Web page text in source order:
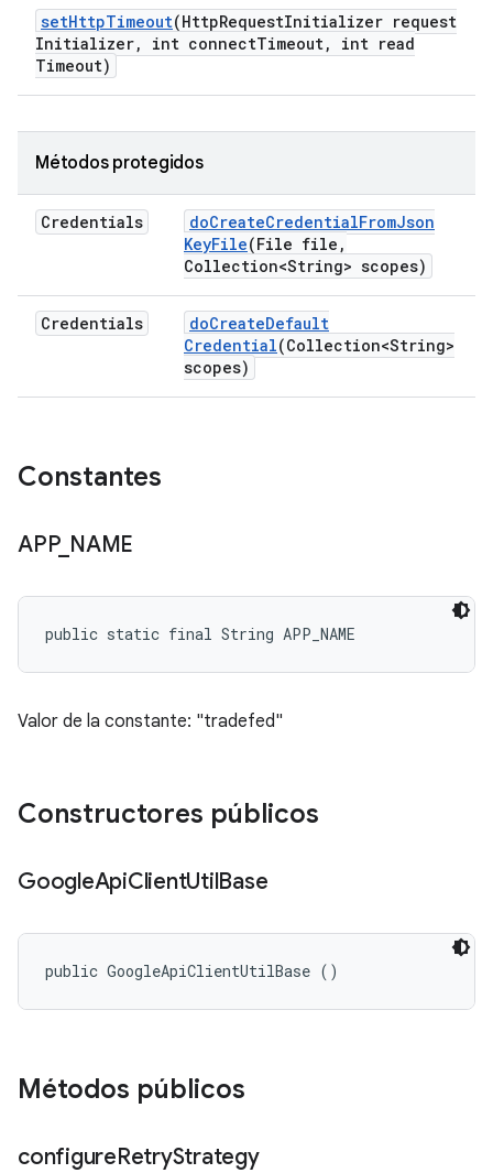
setHttpTimeout(HttpRequestInitializer request
Initializer, int connectTimeout,
int read
Timeout)
Métodos protegidos
Credentials doCreateCredentialFromJson
KeyFile(File file ,
Collection<String> scopes)
Credentials doCreateDefault
Credential(Collection<String>
scopes)
Constantes
APP_ NAME
public static final String APP_NAME
Valor de la constante: "tradefed"
Constructores públicos
GoogleApiClientUtilBase
public GoogleApiClientUtilBase ()
Métodos públicos
configureRetryStrategy